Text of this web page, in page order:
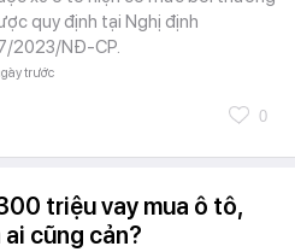
quy định tại Nghị định
2023/NĐ-CP.
trước
0
triệu vay mua ô tô,
cũng cản?